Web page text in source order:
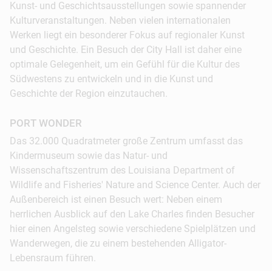
© VisitLakeCharles.o...
Der erste Halt ist das Cameron Prairie Visitor
Center, wo es erstklassige Ausstellungen gibt, die
sowohl die Tierwelt als auch die Kultur dieser
Region vorstellen – der perfekte Einstieg für den
heutigen Tag. Der zweite Stopp ist der Pintail
Wildlife Drive & Boardwalk, an dem man
Alligatoren und verschiedenste heimische
Kunst- und Geschichtsausstellungen sowie spannender
Kulturveranstaltungen. Neben vielen internationalen
Werken liegt ein besonderer Fokus auf regionaler Kunst
und Geschichte. Ein Besuch der City Hall ist daher eine
optimale Gelegenheit, um ein Gefühl für die Kultur des
Südwestens zu entwickeln und in die Kunst und
Geschichte der Region einzutauchen.
PORT WONDER
Das 32.000 Quadratmeter große Zentrum umfasst das
Kindermuseum sowie das Natur- und
Wissenschaftszentrum des Louisiana Department of
Wildlife and Fisheries' Nature and Science Center. Auch der
Außenbereich ist einen Besuch wert: Neben einem
herrlichen Ausblick auf den Lake Charles finden Besucher
hier einen Angelsteg sowie verschiedene Spielplätzen und
Wanderwegen, die zu einem bestehenden Alligator-
Lebensraum führen.